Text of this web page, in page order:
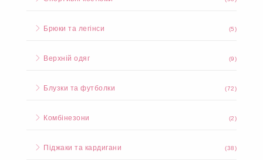
Брюки та легінси (5)
Верхній одяг (9)
Блузки та футболки (72)
Комбінезони (2)
Піджаки та кардигани (38)